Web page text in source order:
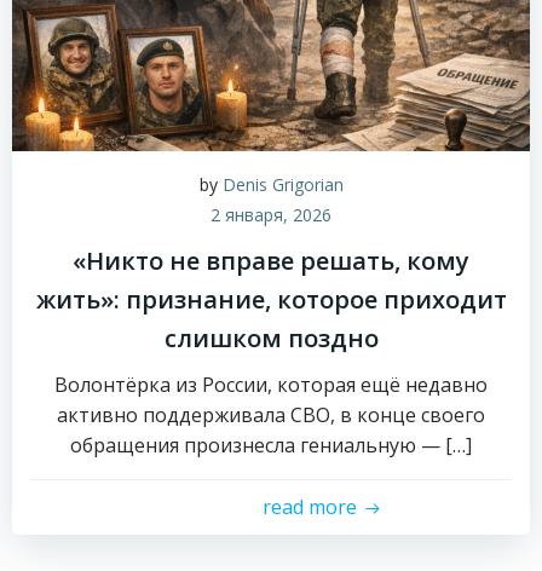
by Denis Grigorian
2 января, 2026
«Никто не вправе решать, кому
жить»: признание, которое приходит
слишком поздно
Волонтёрка из России, которая ещё недавно
активно поддерживала СВО, в конце своего
обращения произнесла гениальную — […]
read more